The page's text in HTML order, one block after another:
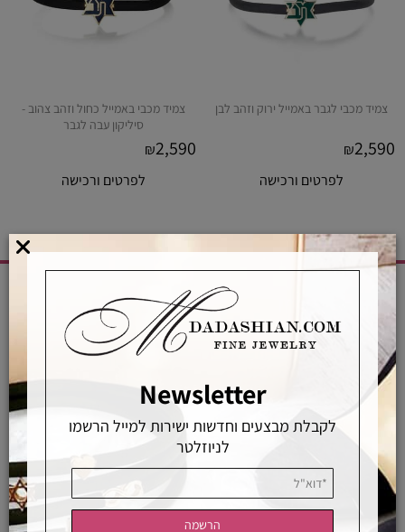
צמיד מכבי לגבר באמייל ירוק וזהב לבן
₪2,590
לפרטים ורכישה
צמיד מכבי באמייל כחול וזהב צהוב -
סיליקון עבה לגבר
₪2,590
לפרטים ורכישה
CATEGORIES
עגיל הליקס חובק
צמידי סיליקון
צמידי מכבי
Newsletter
לקבלת מבצעים וחדשות ישירות למייל הרשמו
לניוזלטר